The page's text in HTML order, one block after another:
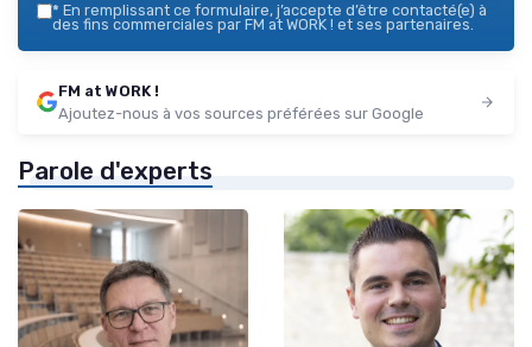
* En remplissant ce formulaire, j’accepte d’être contacté(e) à
des fins commerciales par FM at WORK ! et ses partenaires.
FM at WORK !
Ajoutez-nous à vos sources préférées sur Google
Parole d'experts